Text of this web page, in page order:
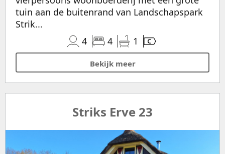
tuin aan de buitenrand van Landschapspark
Strik...
4
4 1
Bekijk meer
Striks Erve 23